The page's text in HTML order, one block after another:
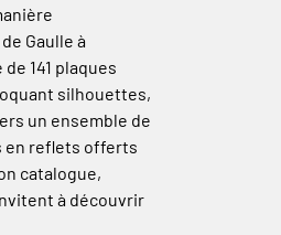
Gaulle à
141 plaques
silhouettes,
un ensemble de
en reflets offerts
catalogue,
à découvrir